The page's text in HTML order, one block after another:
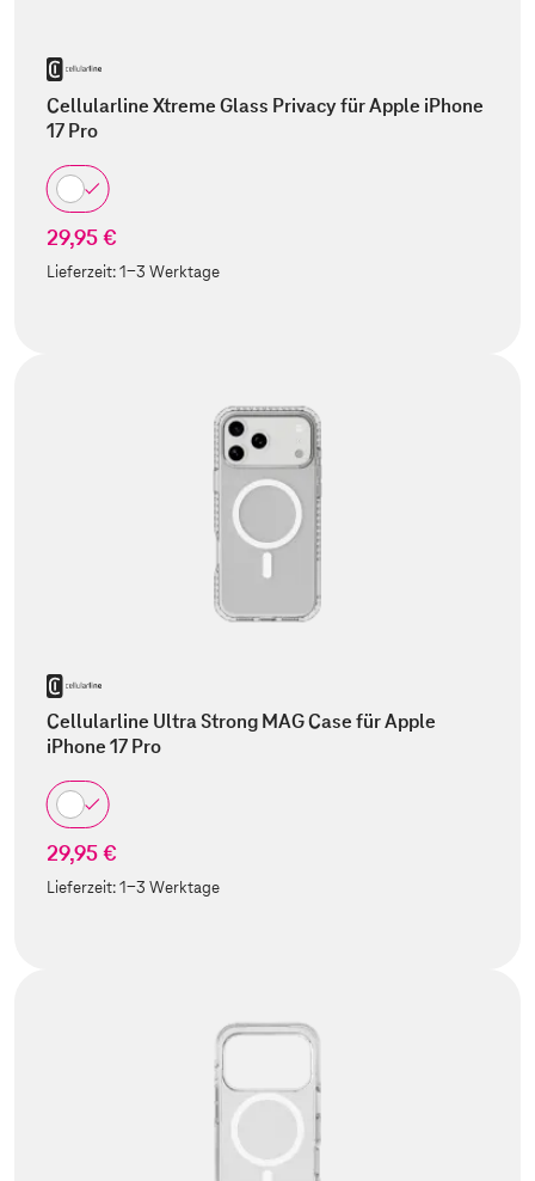
Cellularline Xtreme Glass Privacy für Apple iPhone
17 Pro
29,95 €
Lieferzeit:1-3 Werktage
Cellularline Ultra Strong MAG Case für Apple
iPhone 17 Pro
29,95 €
Lieferzeit:1-3 Werktage